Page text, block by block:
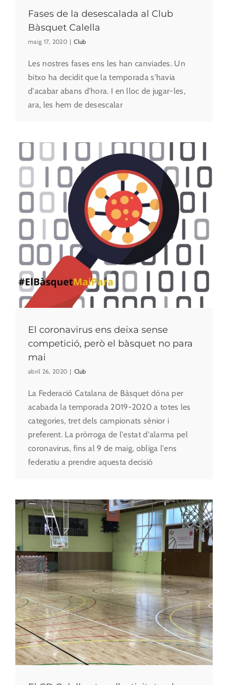
Fases de la desescalada al Club
Bàsquet Calella
maig 17, 2020 | Club
Les nostres fases ens les han canviades. Un
bitxo ha decidit que la temporada s'havia
d'acabar abans d'hora. I en lloc de jugar-les,
ara, les hem de desescalar
El coronavirus ens deixa sense
competició, però el bàsquet no para
mai
abril 26, 2020 | Club
La Federació Catalana de Bàsquet dóna per
acabada la temporada 2019-2020 a totes les
categories, tret dels campionats sènior i
preferent. La pròrroga de l'estat d'alarma pel
coronavirus, fins al 9 de maig, obliga l'ens
federatiu a prendre aquesta decisió